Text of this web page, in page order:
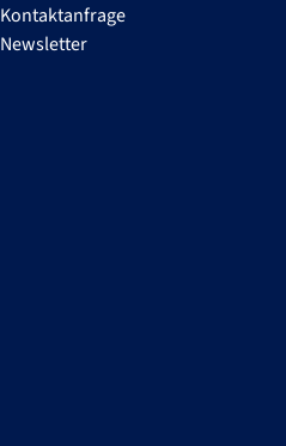
Kontaktanfrage
Newsletter